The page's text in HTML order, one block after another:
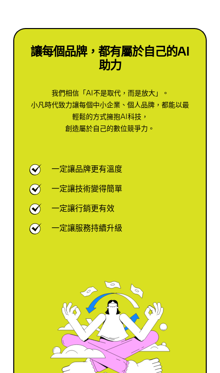
讓每個品牌，都有屬於自己的AI
助力
我們相信「AI不是取代，而是放大」。
小凡時代致力讓每個中小企業、個人品牌，都能以最
輕鬆的方式擁抱AI科技，
創造屬於自己的數位競爭力。
一定讓品牌更有溫度
一定讓技術變得簡單
一定讓行銷更有效
一定讓服務持續升級